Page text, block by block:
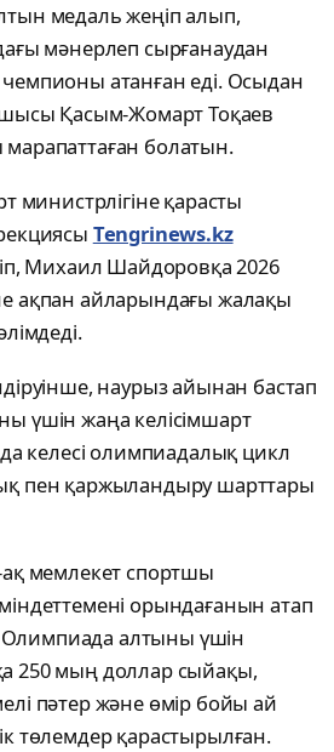
медаль жеңіп алып,
мәнерлеп сырғанаудан
атанған еді. Осыдан
Қасым-Жомарт Тоқаев
болатын.
министрлігіне қарасты
Tengrinews.kz
Михаил Шайдоровқа 2026
ақпан айларындағы жалақы
наурыз айынан бастап
үшін жаңа келісімшарт
келесі олимпиадалық цикл
пен қаржыландыру шарттары
мемлекет спортшы
орындағанын атап
Олимпиада алтыны үшін
250 мың доллар сыйақы,
пәтер және өмір бойы ай
төлемдер қарастырылған.